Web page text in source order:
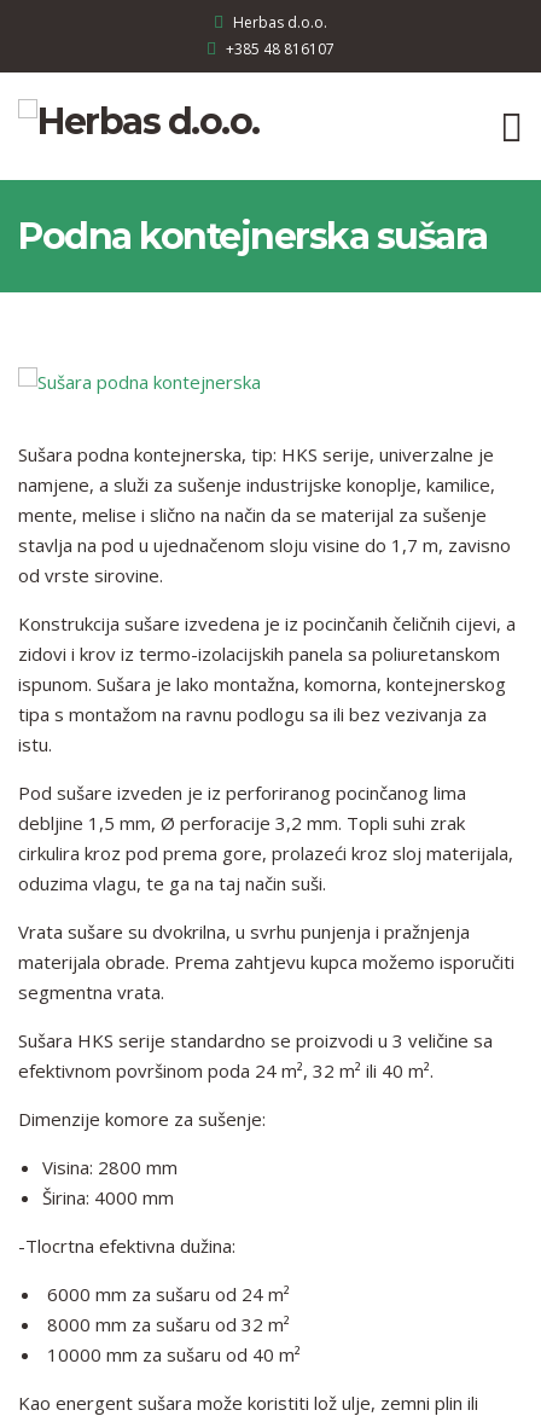
Herbas d.o.o.
+385 48 816107
Podna kontejnerska sušara
Sušara podna kontejnerska, tip: HKS serije, univerzalne je
namjene, a služi za sušenje industrijske konoplje, kamilice,
mente, melise i slično na način da se materijal za sušenje
stavlja na pod u ujednačenom sloju visine do 1,7 m, zavisno
od vrste sirovine.
Konstrukcija sušare izvedena je iz pocinčanih čeličnih cijevi, a
zidovi i krov iz termo-izolacijskih panela sa poliuretanskom
ispunom. Sušara je lako montažna, komorna, kontejnerskog
tipa s montažom na ravnu podlogu sa ili bez vezivanja za
istu.
Pod sušare izveden je iz perforiranog pocinčanog lima
debljine 1,5 mm, Ø perforacije 3,2 mm. Topli suhi zrak
cirkulira kroz pod prema gore, prolazeći kroz sloj materijala,
oduzima vlagu, te ga na taj način suši.
Vrata sušare su dvokrilna, u svrhu punjenja i pražnjenja
materijala obrade. Prema zahtjevu kupca možemo isporučiti
segmentna vrata.
Sušara HKS serije standardno se proizvodi u 3 veličine sa
efektivnom površinom poda 24 m², 32 m² ili 40 m².
Dimenzije komore za sušenje:
Visina: 2800 mm
Širina: 4000 mm
-Tlocrtna efektivna dužina:
6000 mm za sušaru od 24 m²
8000 mm za sušaru od 32 m²
10000 mm za sušaru od 40 m²
Kao energent sušara može koristiti lož ulje, zemni plin ili